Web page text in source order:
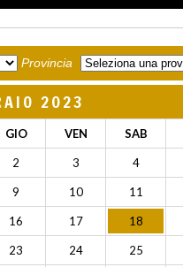
Provincia
2023
GIO VEN SAB
2 3 4
9 10 11
16 17 18
23 24 25